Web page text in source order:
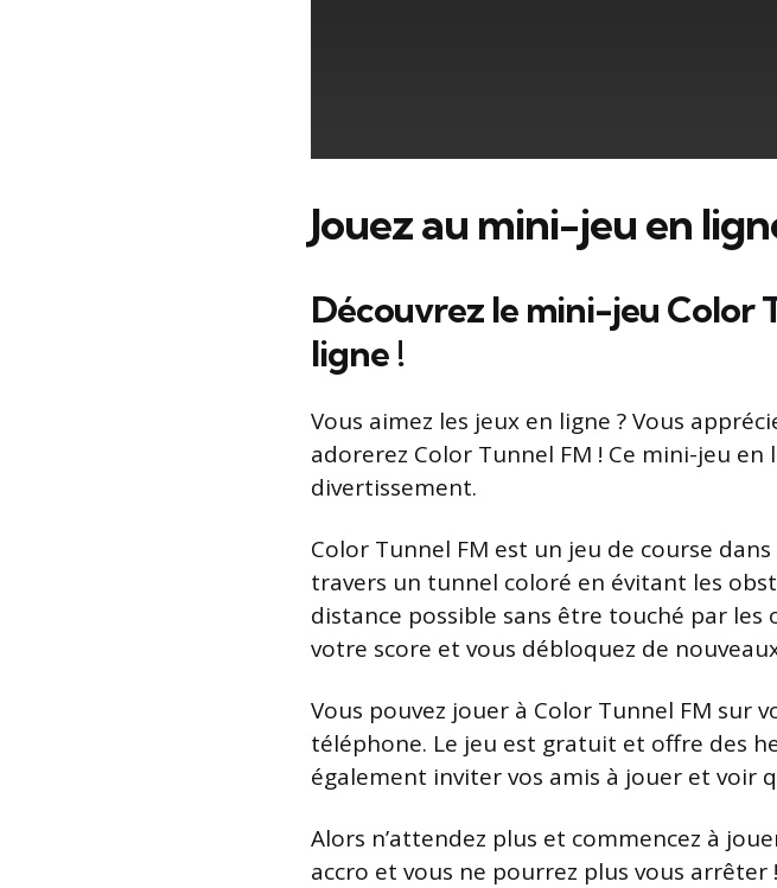
Jouez au mini-jeu en
Découvrez le mini-jeu Color
ligne !
Vous aimez les jeux en ligne ? Vous
adorerez Color Tunnel FM ! Ce mini-jeu
divertissement.
Color Tunnel FM est un jeu de course
travers un tunnel coloré en évitant les
distance possible sans être touché par les
votre score et vous débloquez de
Vous pouvez jouer à Color Tunnel FM
téléphone. Le jeu est gratuit et offre des
également inviter vos amis à jouer et voir
Alors n’attendez plus et commencez à
accro et vous ne pourrez plus vous arrêter !